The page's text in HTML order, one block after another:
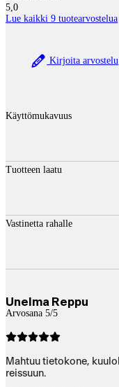
5,0
Lue kaikki 9 tuotearvostelua
Kirjoita arvostelu
Käyttömukavuus
Tuotteen laatu
Vastinetta rahalle
Unelma Reppu
Arvosana 5/5
Mahtuu tietokone,
reissuun.